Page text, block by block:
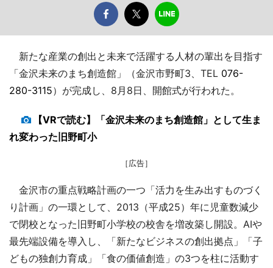
新たな産業の創出と未来で活躍する人材の輩出を目指す
「金沢未来のまち創造館」（金沢市野町3、TEL 076-
280-3115）が完成し、8月8日、開館式が行われた。
【VRで読む】「金沢未来のまち創造館」として生ま
れ変わった旧野町小
［広告］
金沢市の重点戦略計画の一つ「活力を生み出すものづく
り計画」の一環として、2013（平成25）年に児童数減少
で閉校となった旧野町小学校の校舎を増改築し開設。AIや
最先端設備を導入し、「新たなビジネスの創出拠点」「子
どもの独創力育成」「食の価値創造」の3つを柱に活動す